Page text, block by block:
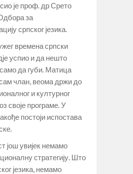
је проф. др Срето
за
српског језика.
времена српски
успио и да нешто
да губи. Матица
члан, веома држи до
и културног
своје програме. У
постоји испостава
још увијек немамо
стратегију. Што
језика, немамо